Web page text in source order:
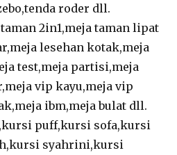
roder dll.
2in1,meja taman lipat
lesehan kotak,meja
test,meja partisi,meja
vip kayu,meja vip
ibm,meja bulat dll.
puff,kursi sofa,kursi
syahrini,kursi